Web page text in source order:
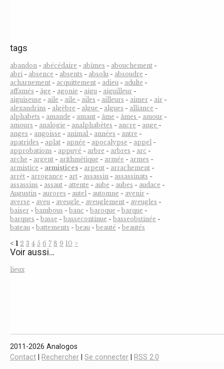
tags
abandon - abécédaire - abîmes - abouchement -
abri - absence - absents - absolu - absoudre -
acharnement - acquittement - adieu - adulte -
affamés - âge - agonie - aigu - aiguilleur -
aiguiseuse - aile - aile - ailes - ailleurs - aimer - air -
alexandrins - algèbre - algue - algues - alliance -
alphabets - amande - amant - âme - âmes - amour -
amours - analogie - analphabètes - ancre - ange -
anges - angoisse - animal - années - antre -
apatrides - aplat - apnée - apocalypse - appel -
approbations - appuyé - arbre - arbres - arc -
arche - argent - arithmétique - armée - armes -
armistice - armistices - arpent - arrachement -
arrêt - arrogance - art - assassin - assassinats -
assassins - assaut - attente - aube - aubes - audace -
Augustin - aurores - autel - automne - avenir -
averse - aveu - aveugle - aveuglement - aveugles -
baiser - bambous - banc - baroque - barque -
barques - basse - bassecontinue - basseobstinée -
bateau - battements - beau - beauté - beautés
< 1 2 3 4 5 6 7 8 9 10 >
Voir aussi…
lieux
2011-2026 Analogos
Contact
Rechercher Se connecter RSS 2.0